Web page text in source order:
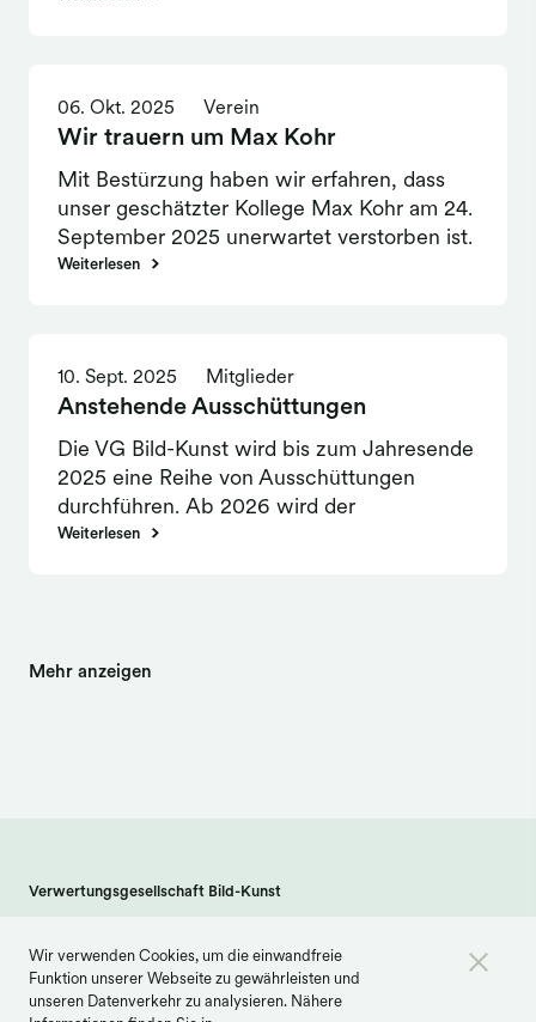
Einnahmeausfälle zur Folge gehabt hätte,
wurden analysiert und auf Basis guter
Argumente zurückgewiesen.
06. Okt. 2025 Verein
Wir trauern um Max Kohr
Mit Bestürzung haben wir erfahren, dass
unser geschätzter Kollege Max Kohr am 24.
September 2025 unerwartet verstorben ist.
Er war erst am 26. Juli 2025 neu in den
Weiterlesen
10. Sept. 2025 Mitglieder
Anstehende Ausschüttungen
Die VG Bild-Kunst wird bis zum Jahresende
2025 eine Reihe von Ausschüttungen
durchführen. Ab 2026 wird der
Meldeschluss auf den 31. März vorverlegt.
dem vierten Quartal erfolgen.
Weiterlesen
Mehr anzeigen
Verwertungsgesellschaft Bild-Kunst
info@bildkunst.de·Telefon 0228 979 20 -600
Impressum Datenschutz
Wir verwenden Cookies, um die einwandfreie
Funktion unserer Webseite zu gewährleisten und
unseren Datenverkehr zu analysieren. Nähere